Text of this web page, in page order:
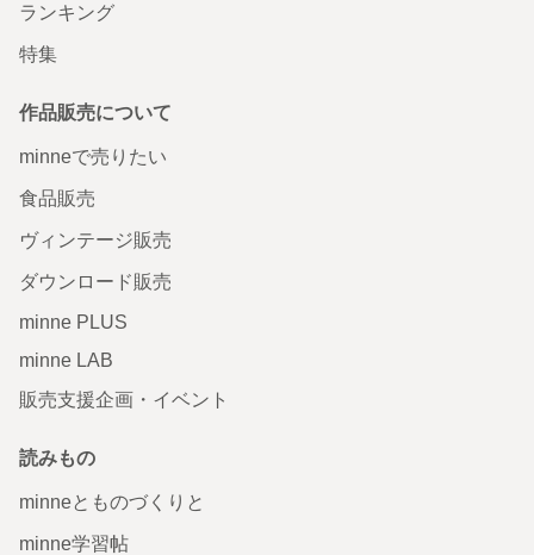
ランキング
特集
作品販売について
minneで売りたい
食品販売
ヴィンテージ販売
ダウンロード販売
minne PLUS
minne LAB
販売支援企画・イベント
読みもの
minneとものづくりと
minne学習帖